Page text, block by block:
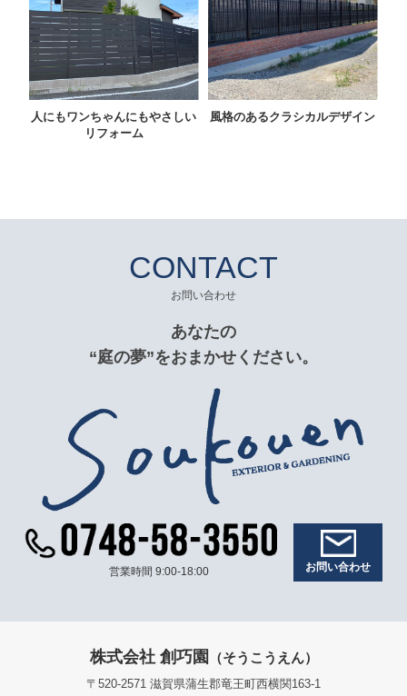
人にもワンちゃんにもやさしい
リフォーム
風格のあるクラシカルデザイン
CONTACT
お問い合わせ
あなたの
“庭の夢”をおまかせください。
営業時間 9:00-18:00 お問い合わせ
株式会社 創巧園 （そうこうえん）
〒520-2571 滋賀県蒲生郡竜王町西横関163-1